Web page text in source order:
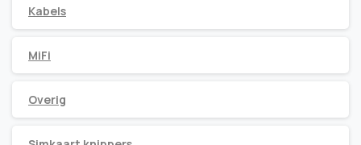
Kabels
MiFi
Overig